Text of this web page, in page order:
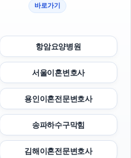
바로가기
항암요양병원
서울이혼변호사
용인이혼전문변호사
송파하수구막힘
김해이혼전문변호사